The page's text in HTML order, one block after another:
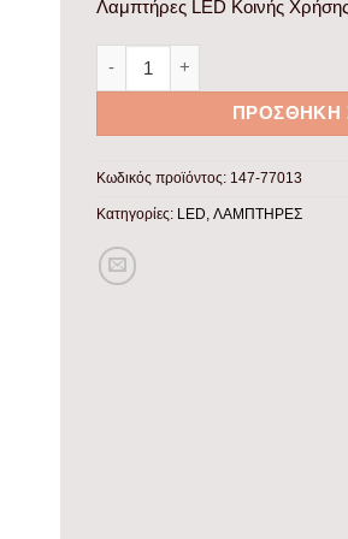
Λαμπτήρες LED Κοινής
ΛΑΜΠΑ LED ΚΟΙΝΗ 12W Ε27
ΠΡΟΣΘΉΚΗ
Κωδικός προϊόντος: 147-77013
Κατηγορίες: LED, ΛΑΜΠΤΗΡΕΣ